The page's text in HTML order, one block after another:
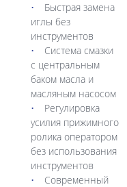
Быстрая замена
иглы без
инструментов
Система смазки
с центральным
баком масла и
масляным насосом
Регулировка
усилия прижимного
ролика оператором
без использования
инструментов
Современный